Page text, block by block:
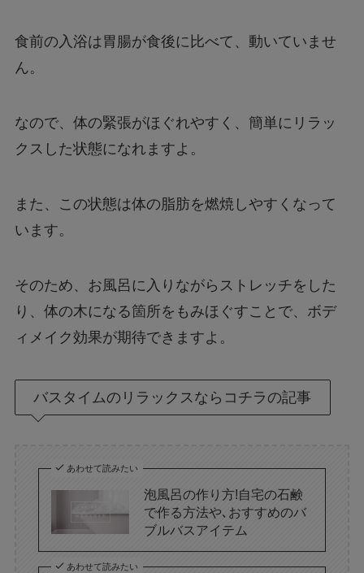
食前の入浴は胃腸が食後に比べて、動いていませ
ん。
なので、体の緊張がほぐれやすく、簡単にリラッ
クスした状態になれますよ。
また、この状態は体の脂肪を燃焼しやすくなって
います。
そのため、お風呂に入りながらストレッチをした
り、体の木になる箇所をもみほぐすことで、ボデ
ィメイク効果が期待できますよ。
バスタイムのリラックスならコチラの記事
あわせて読みたい
泡風呂の作り方!自宅の石鹸
で作る方法や､おすすめのバ
ブルバスアイテム
あわせて読みたい